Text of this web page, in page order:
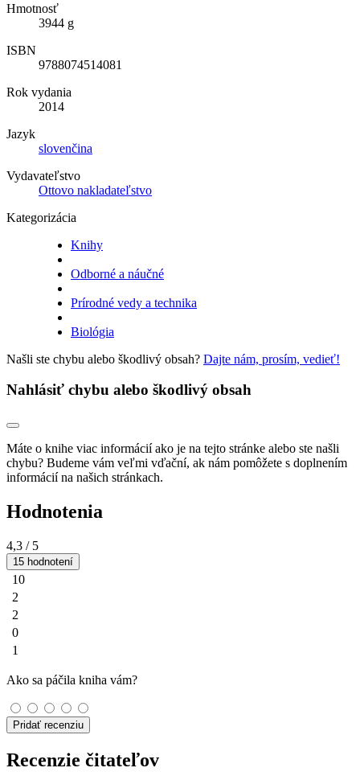
Hmotnosť
3944 g
ISBN
9788074514081
Rok vydania
2014
Jazyk
slovenčina
Vydavateľstvo
Ottovo nakladateľstvo
Kategorizácia
Knihy
Odborné a náučné
Prírodné vedy a technika
Biológia
Našli ste chybu alebo škodlivý obsah? Dajte nám, prosím, vedieť!
Nahlásiť chybu alebo škodlivý obsah
Máte o knihe viac informácií ako je na tejto stránke alebo ste našli
chybu? Budeme vám veľmi vďační, ak nám pomôžete s doplnením
informácií na našich stránkach.
Hodnotenia
4,3 / 5
15 hodnotení
10
2
2
0
1
Ako sa páčila kniha vám?
Pridať recenziu
Recenzie čitateľov